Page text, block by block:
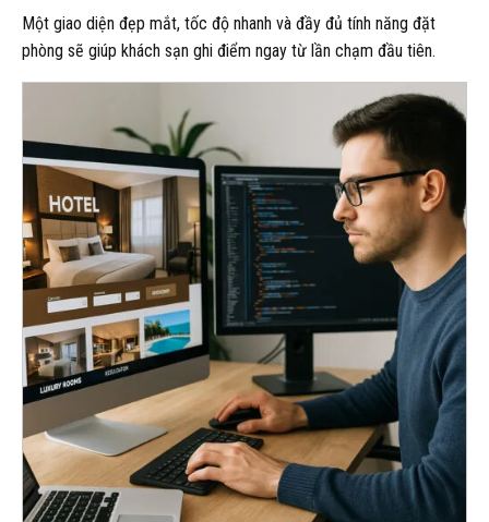
Một giao diện đẹp mắt, tốc độ nhanh và đầy đủ tính năng đặt
phòng sẽ giúp khách sạn ghi điểm ngay từ lần chạm đầu tiên.